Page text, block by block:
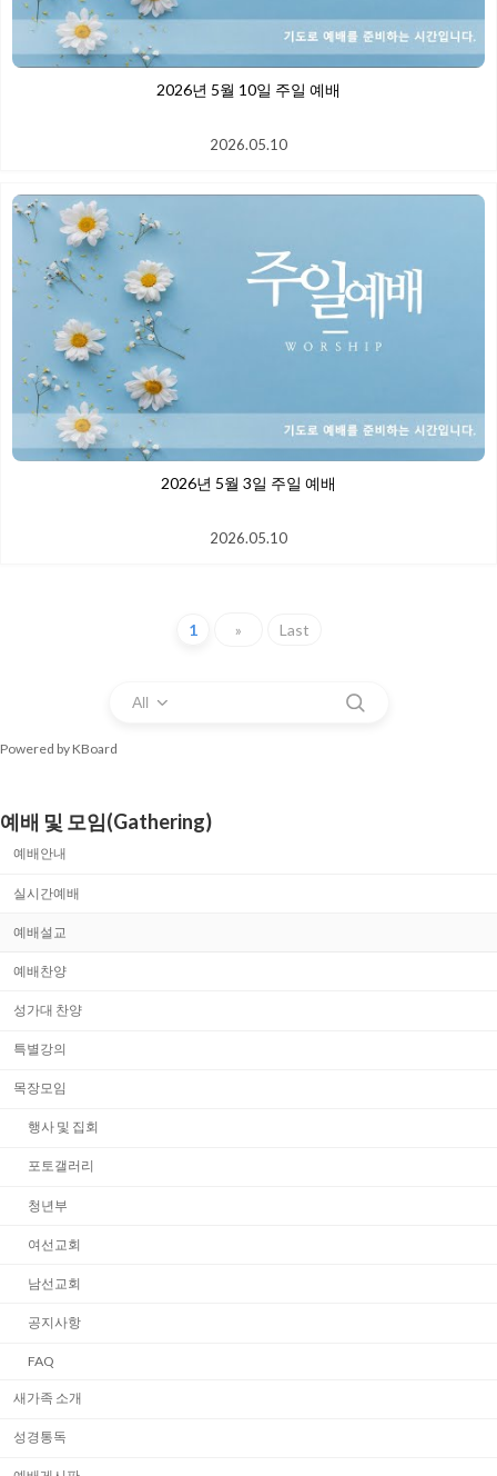
2026년 5월 10일 주일 예배
2026.05.10
2026년 5월 3일 주일 예배
2026.05.10
1 » Last
All
Powered by KBoard
예배 및 모임(Gathering)
예배안내
실시간예배
예배설교
예배찬양
성가대 찬양
특별강의
목장모임
행사 및 집회
포토갤러리
청년부
여선교회
남선교회
공지사항
FAQ
새가족 소개
성경통독